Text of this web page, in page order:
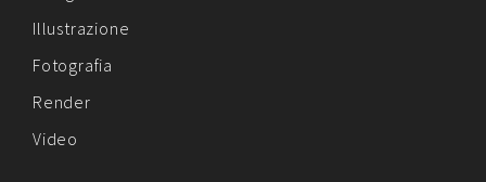
Illustrazione
Fotografia
Render
Video